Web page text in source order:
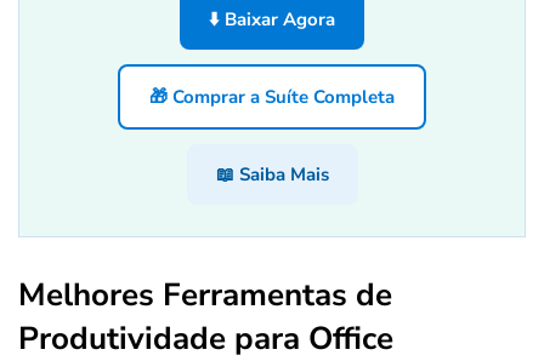
⬇️ Baixar Agora
🎁 Comprar a Suíte Completa
📖 Saiba Mais
Melhores Ferramentas de
Produtividade para Office